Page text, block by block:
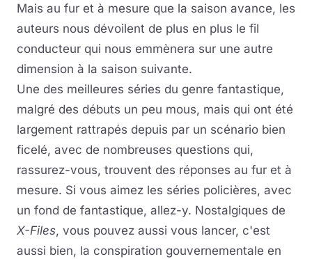
Mais au fur et à mesure que la saison avance, les
auteurs nous dévoilent de plus en plus le fil
conducteur qui nous emmènera sur une autre
dimension à la saison suivante.
Une des meilleures séries du genre fantastique,
malgré des débuts un peu mous, mais qui ont été
largement rattrapés depuis par un scénario bien
ficelé, avec de nombreuses questions qui,
rassurez-vous, trouvent des réponses au fur et à
mesure. Si vous aimez les séries policières, avec
un fond de fantastique, allez-y. Nostalgiques de
X-Files, vous pouvez aussi vous lancer, c'est
aussi bien, la conspiration gouvernementale en